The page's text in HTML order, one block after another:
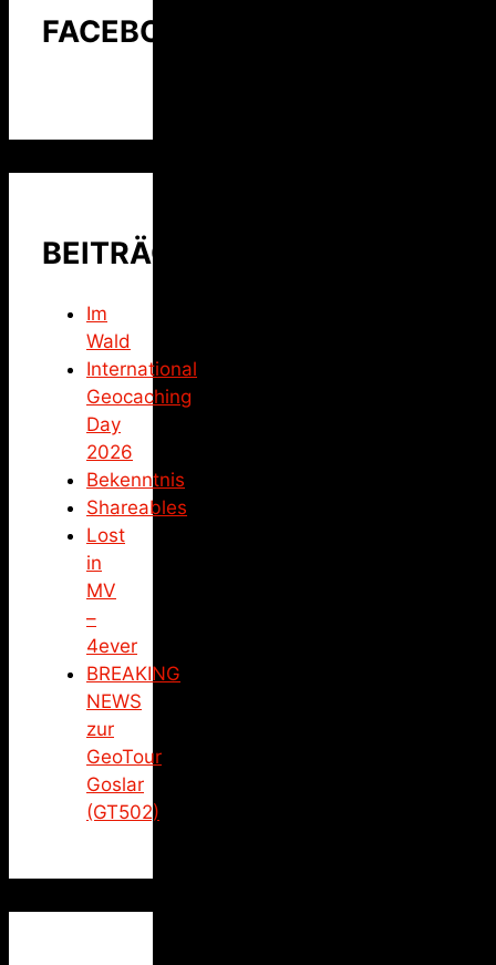
FACEBOOK
BEITRÄGE
Im
Wald
International
Geocaching
Day
2026
Bekenntnis
Shareables
Lost
in
MV
–
4ever
BREAKING
NEWS
zur
GeoTour
Goslar
(GT502)